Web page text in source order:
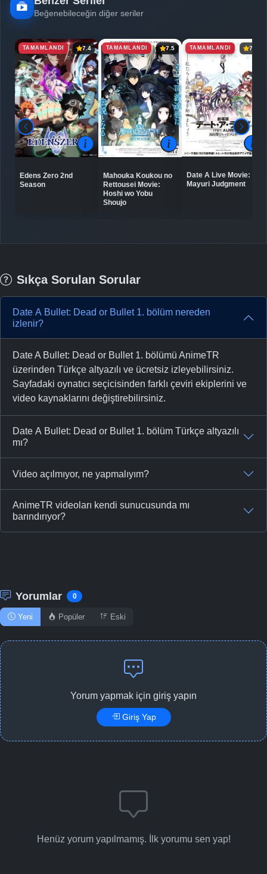
Beğenebileceğin diğer seriler
TAMAMLANDI 7.4
Edens Zero 2nd
Season
TAMAMLANDI 7.5
Mahouka Koukou no
Rettousei Movie:
Hoshi wo Yobu
Shoujo
TAMAMLANDI 7.3
Date A Live Movie:
Mayuri Judgment
Sıkça Sorulan Sorular
Date A Bullet: Dead or Bullet 1. bölüm nereden
izlenir?
Date A Bullet: Dead or Bullet 1. bölümü AnimeTR
üzerinden Türkçe altyazılı ve ücretsiz izleyebilirsiniz.
Sayfadaki oynatıcı seçicisinden farklı çeviri ekiplerini ve
video kaynaklarını değiştirebilirsiniz.
Date A Bullet: Dead or Bullet 1. bölüm Türkçe altyazılı
mı?
Video açılmıyor, ne yapmalıyım?
AnimeTR videoları kendi sunucusunda mı
barındırıyor?
Yorumlar 0
Yeni Popüler Eski
Yorum yapmak için giriş yapın
Giriş Yap
Henüz yorum yapılmamış. İlk yorumu sen yap!